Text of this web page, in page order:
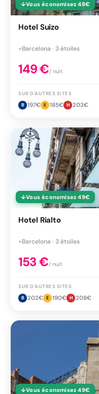
↓Vous économisez 48€
Hotel Suizo
●Barcelona · 3 étoiles
149€/ nuit
SUR D'AUTRES SITES
B 197€ E 185€ H 203€
↓Vous économisez 49€
Hotel Rialto
●Barcelona · 3 étoiles
153€/ nuit
SUR D'AUTRES SITES
B 202€ E 190€ H 208€
↓Vous économisez 49€